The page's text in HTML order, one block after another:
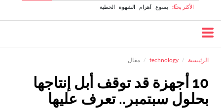
الأكثر بحثًا: يسوع اَهرام الشهوة الخطية
الرئيسية technology مقال
10 أجهزة قد توقف أبل إنتاجها
بحلول سبتمبر.. تعرف عليها